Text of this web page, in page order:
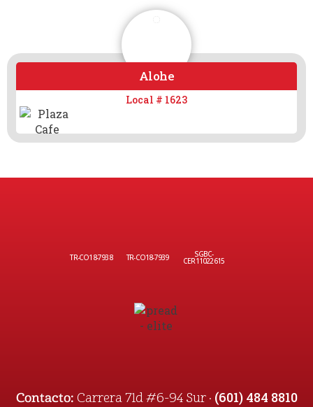
Alohe
Local # 1623
TR-CO18-7938 TR-CO18-7939 SGBC-
CER11022615
Contacto: Carrera 71d #6-94 Sur · (601) 484 8810